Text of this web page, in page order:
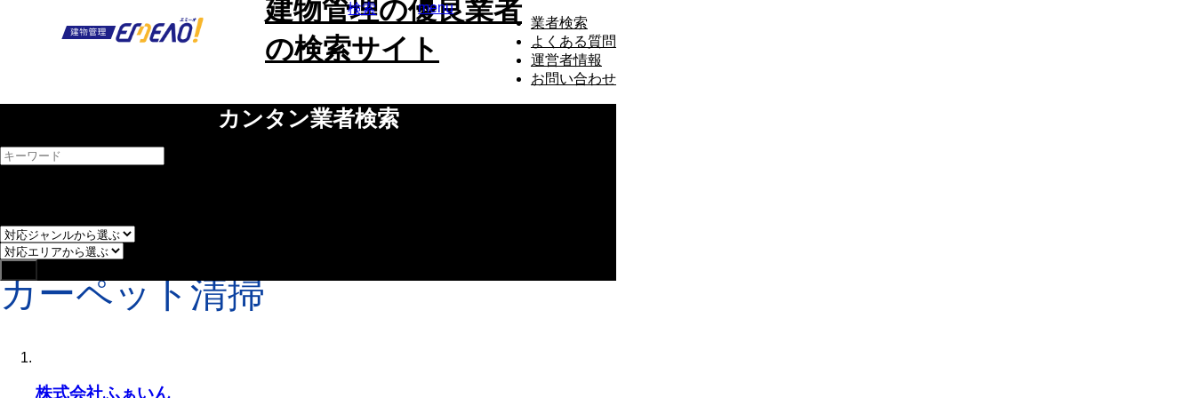
建物管理の優良業者
の検索サイト
検索
menu
業者検索
よくある質問
運営者情報
お問い合わせ
カーペット清掃
カーペット清掃
株式会社ふぁいん